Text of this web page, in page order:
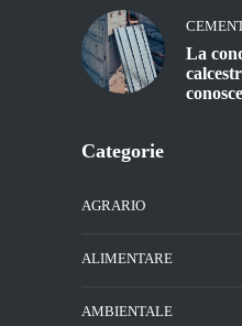
La
Categorie
AGRARIO
ALIMENTARE
AMBIENTALE